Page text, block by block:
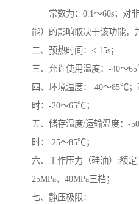
常数为：0.1～60s；对非
能）的影响取决于该功能，
二、预热时间：< 15s；
三、允许使用温度：-40～
四、环境温度：-40～85℃
时：-20～65℃；
五、储存温度/运输温度：-
时：-25～85℃；
六、工作压力（硅油）:额定
25MPa、40MPa三档；
七、静压极限：